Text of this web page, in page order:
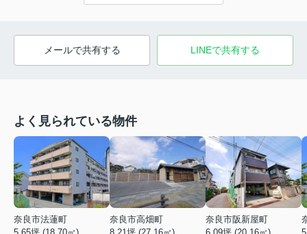
メールで共有する LINEで共有する
よく見られている物件
奈良市法蓮町
奈良市高畑町
奈良市阪新屋町